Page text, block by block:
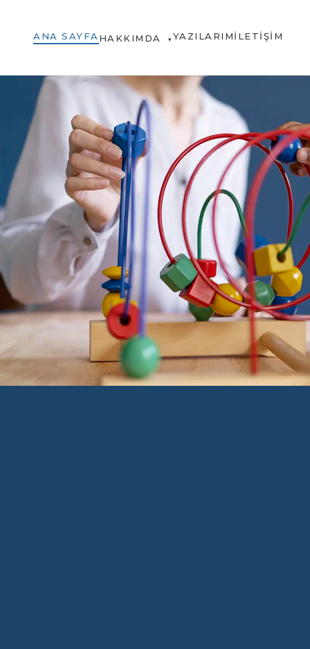
ANA SAYFA HAKKIMDA ▾YAZILARIMİLETIŞIM